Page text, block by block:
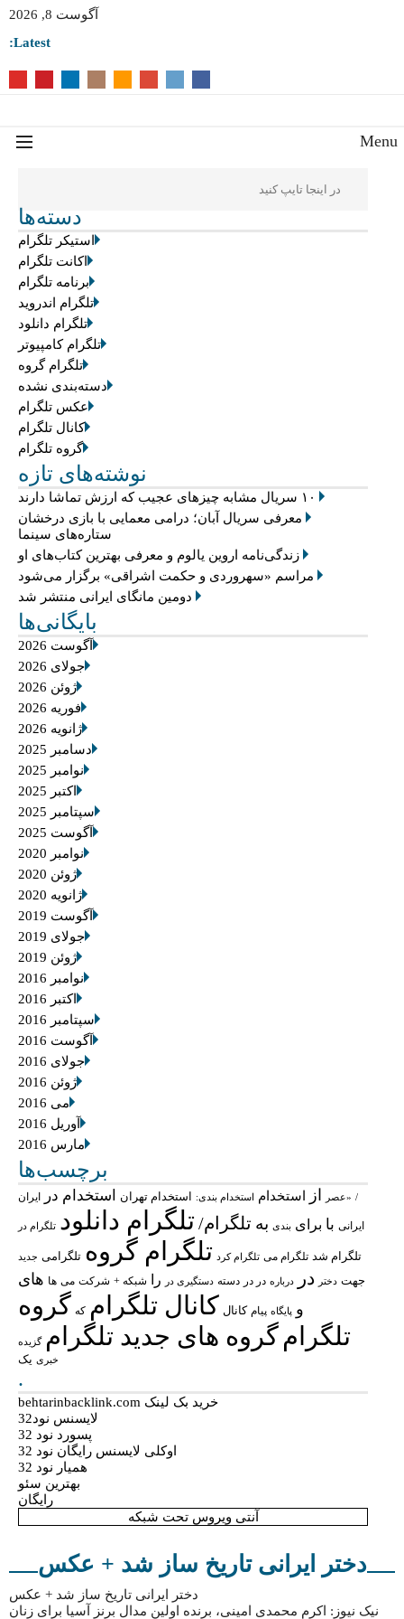
آگوست 8, 2026
Latest:
دسته‌ها
استیکر تلگرام
اکانت تلگرام
برنامه تلگرام
تلگرام اندروید
تلگرام دانلود
تلگرام کامپیوتر
تلگرام گروه
دسته‌بندی نشده
عکس تلگرام
کانال تلگرام
گروه تلگرام
نوشته‌های تازه
۱۰ سریال مشابه چیزهای عجیب که ارزش تماشا دارند
معرفی سریال آبان؛ درامی معمایی با بازی درخشان
ستاره‌های سینما
زندگی‌نامه اروین یالوم و معرفی بهترین کتاب‌های او
مراسم «سهروردی و حکمت اشراقی» برگزار می‌شود
دومین مانگای ایرانی منتشر شد
بایگانی‌ها
آگوست 2026
جولای 2026
ژوئن 2026
فوریه 2026
ژانویه 2026
دسامبر 2025
نوامبر 2025
اکتبر 2025
سپتامبر 2025
آگوست 2025
نوامبر 2020
ژوئن 2020
ژانویه 2020
آگوست 2019
جولای 2019
ژوئن 2019
نوامبر 2016
اکتبر 2016
سپتامبر 2016
آگوست 2016
جولای 2016
ژوئن 2016
می 2016
آوریل 2016
مارس 2016
برچسب‌ها
«عصر از استخدام استخدام بندی: استخدام تهران استخدام در ایران
ایرانی با برای بندی بهتلگرام/تلگرام دانلود تلگرام در
تلگرام شد تلگرام می تلگرام کرد تلگرام گروه تلگرامی جدید
جهت دختر در درباره در در دسته دستگیری در را شبکه + شرکت می ها
های
پایگاه پیام کانال کانال تلگرام که گروه
تلگرامگروه های جدید تلگرام گزیده
خبری یک
خرید بک لینک behtarinbacklink.com
لایسنس نود32
پسورد نود 32
اوکلی لایسنس رایگان نود 32
همیار نود 32
بهترین سئو
رایگان
آنتی ویروس تحت شبکه
دختر ایرانی تاریخ ساز شد + عکس
دختر ایرانی تاریخ ساز شد + عکس
نیک نیوز: اکرم محمدی امینی، برنده اولین مدال برنز آسیا برای زنان